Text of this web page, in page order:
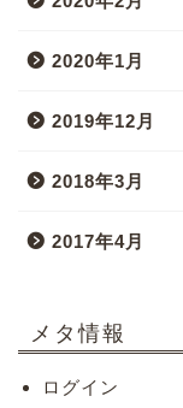
2020年1月
2019年12月
2018年3月
2017年4月
メタ情報
ログイン